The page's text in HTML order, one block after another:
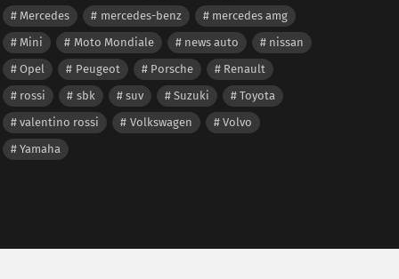
Mercedes
mercedes-benz
mercedes amg
Mini
Moto Mondiale news auto
nissan
Opel
Peugeot Porsche
Renault
rossi
sbk suv Suzuki
Toyota
valentino rossi
Volkswagen
Volvo
Yamaha